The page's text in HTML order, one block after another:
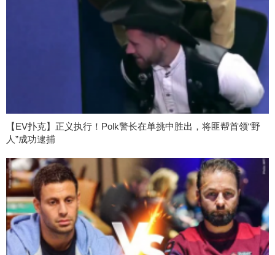
【EV扑克】正义执行！Polk警长在单挑中胜出，将匪帮首领“野
人”成功逮捕